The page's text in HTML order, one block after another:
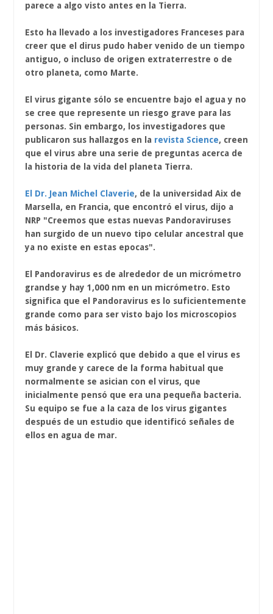
parece a algo visto antes en la Tierra.
Esto ha llevado a los investigadores Franceses para
creer que el dirus pudo haber venido de un tiempo
antiguo, o incluso de origen extraterrestre o de
otro planeta, como Marte.
El virus gigante sólo se encuentre bajo el agua y no
se cree que represente un riesgo grave para las
personas. Sin embargo, los investigadores que
publicaron sus hallazgos en la revista Science, creen
que el virus abre una serie de preguntas acerca de
la historia de la vida del planeta Tierra.
El Dr. Jean Michel Claverie, de la universidad Aix de
Marsella, en Francia, que encontró el virus, dijo a
NRP "Creemos que estas nuevas Pandoraviruses
han surgido de un nuevo tipo celular ancestral que
ya no existe en estas epocas".
El Pandoravirus es de alrededor de un micrómetro
grandse y hay 1,000 nm en un micrómetro. Esto
significa que el Pandoravirus es lo suficientemente
grande como para ser visto bajo los microscopios
más básicos.
El Dr. Claverie explicó que debido a que el virus es
muy grande y carece de la forma habitual que
normalmente se asician con el virus, que
inicialmente pensó que era una pequeña bacteria.
Su equipo se fue a la caza de los virus gigantes
después de un estudio que identificó señales de
ellos en agua de mar.